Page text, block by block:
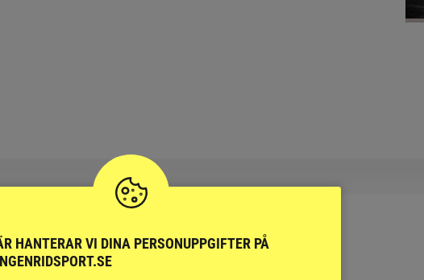
RIDSPORT
BLOGGAR
HANTERAR VI DINA PERSONUPPGIFTER PÅ